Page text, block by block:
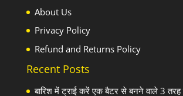
About Us
Privacy Policy
Refund and Returns Policy
Recent Posts
बारिश में ट्राई करें एक बैटर से बनने वाले 3